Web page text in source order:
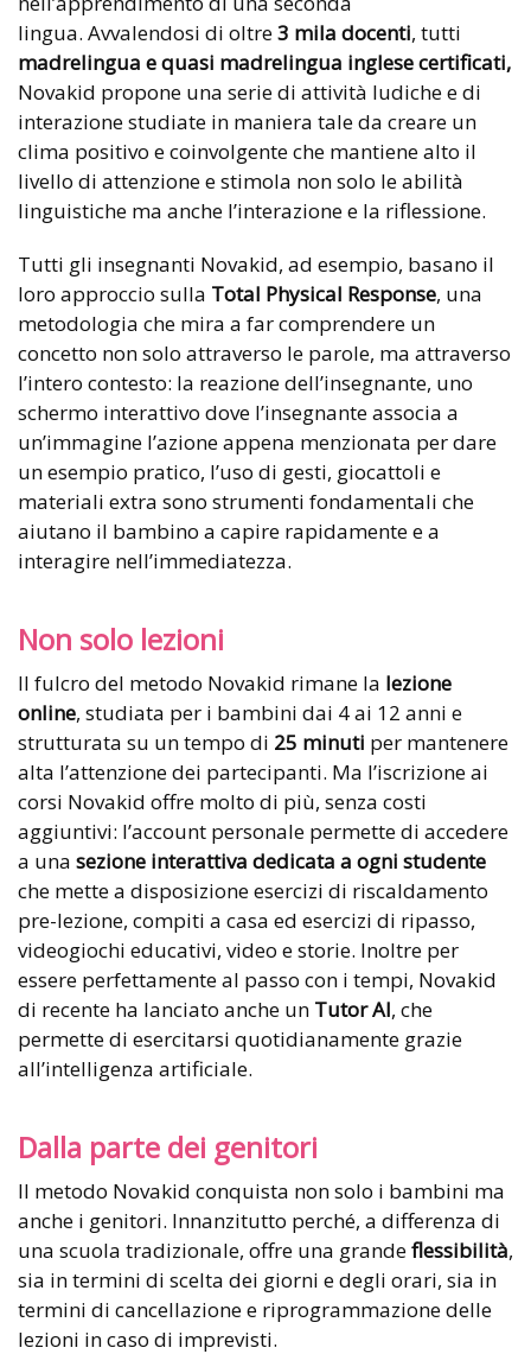
lingua. Avvalendosi di oltre3 mila docenti, tutti
madrelingua e quasi madrelingua inglese certificati,
Novakid propone una serie di attività ludiche e di
interazione studiate in maniera tale da creare un
clima positivo e coinvolgente che mantiene alto il
livello di attenzione e stimola non solo le abilità
linguistiche ma anche l’interazione e la riflessione.
Tutti gli insegnanti Novakid, ad esempio, basano il
loro approccio sulla Total Physical Response, una
metodologia che mira a far comprendere un
concetto non solo attraverso le parole, ma attraverso
l’intero contesto: la reazione dell’insegnante, uno
schermo interattivo dove l’insegnante associa a
un’immagine l’azione appena menzionata per dare
un esempio pratico, l’uso di gesti, giocattoli e
materiali extra sono strumenti fondamentali che
aiutano il bambino a capire rapidamente e a
interagire nell’immediatezza.
Non solo lezioni
Il fulcro del metodo Novakid rimane la lezione
online, studiata per i bambini dai 4 ai 12 anni e
strutturata su un tempo di 25 minuti per mantenere
alta l’attenzione dei partecipanti. Ma l’iscrizione ai
corsi Novakid offre molto di più, senza costi
aggiuntivi: l’account personale permette di accedere
a una sezione interattiva dedicata a ogni studente
che mette a disposizione esercizi di riscaldamento
pre-lezione, compiti a casa ed esercizi di ripasso,
videogiochi educativi, video e storie. Inoltre per
essere perfettamente al passo con i tempi, Novakid
di recente ha lanciato anche un Tutor AI, che
permette di esercitarsi quotidianamente grazie
all’intelligenza artificiale.
Dalla parte dei genitori
Il metodo Novakid conquista non solo i bambini ma
anche i genitori. Innanzitutto perché, a differenza di
una scuola tradizionale, offre una grandeflessibilità,
sia in termini di scelta dei giorni e degli orari, sia in
termini di cancellazione e riprogrammazione delle
lezioni in caso di imprevisti.